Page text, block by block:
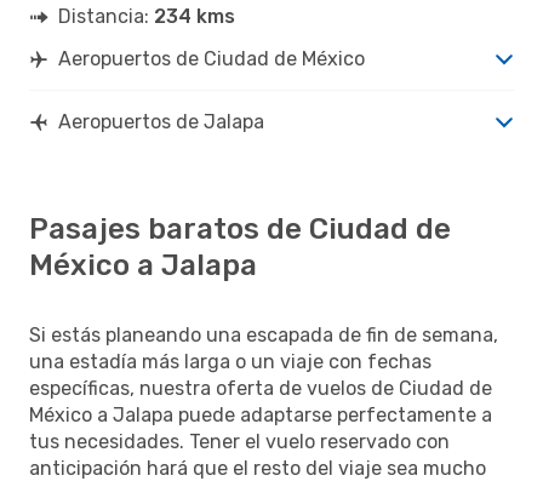
Distancia: 234 kms
Aeropuertos de Ciudad de México
Aeropuertos de Jalapa
Pasajes baratos de Ciudad de
México a Jalapa
Si estás planeando una escapada de fin de semana,
una estadía más larga o un viaje con fechas
específicas, nuestra oferta de vuelos de Ciudad de
México a Jalapa puede adaptarse perfectamente a
tus necesidades. Tener el vuelo reservado con
anticipación hará que el resto del viaje sea mucho